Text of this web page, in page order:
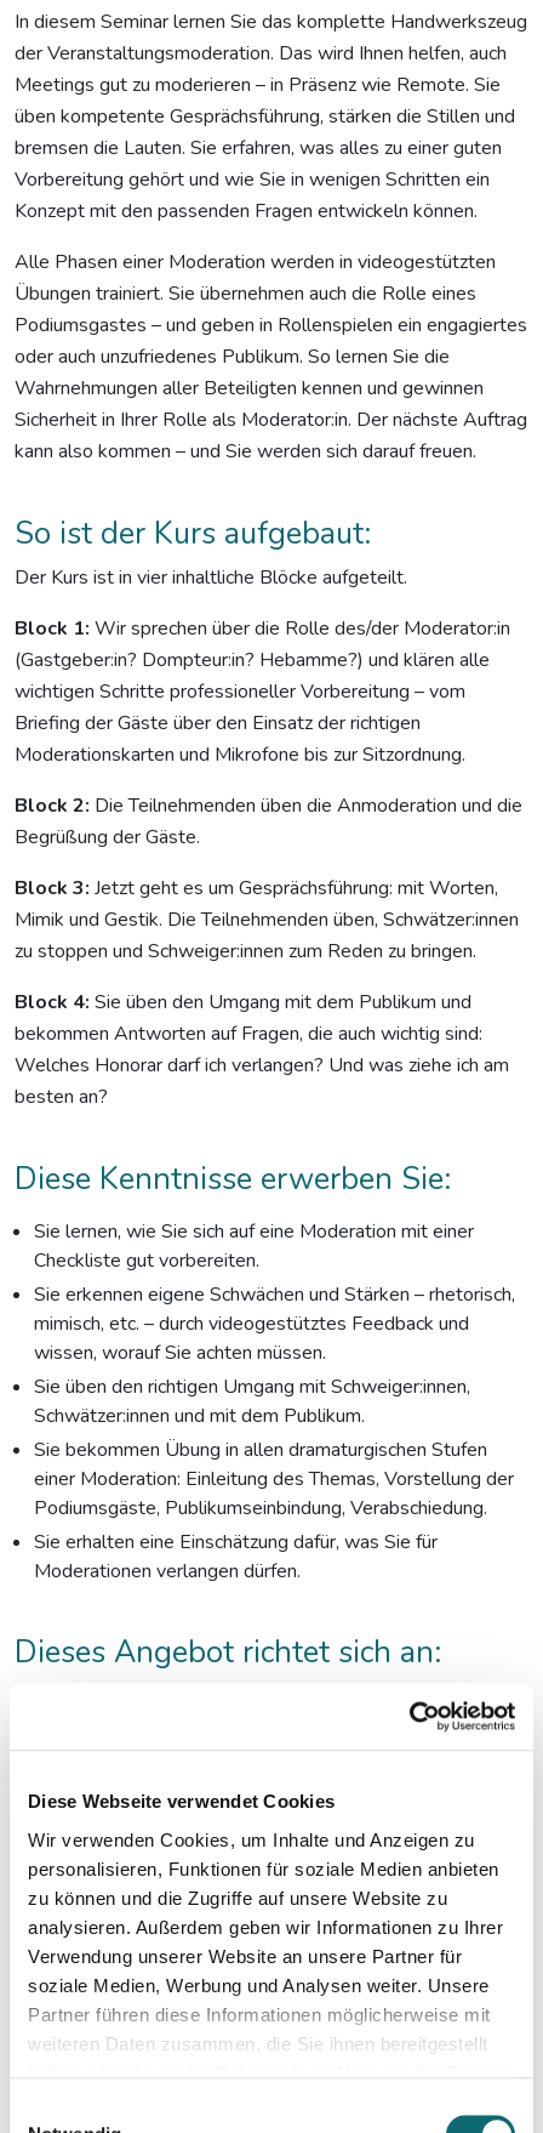
Diese Webseite verwendet Cookies
Wir verwenden Cookies, um Inhalte und Anzeigen zu
personalisieren, Funktionen für soziale Medien anbieten
zu können und die Zugriffe auf unsere Website zu
analysieren. Außerdem geben wir Informationen zu Ihrer
Verwendung unserer Website an unsere Partner für
soziale Medien, Werbung und Analysen weiter. Unsere
Partner führen diese Informationen möglicherweise mit
weiteren Daten zusammen, die Sie ihnen bereitgestellt
In diesem Seminar lernen Sie das komplette Handwerkszeug
der Veranstaltungsmoderation. Das wird Ihnen helfen, auch
Meetings gut zu moderieren – in Präsenz wie Remote. Sie
üben kompetente Gesprächsführung, stärken die Stillen und
bremsen die Lauten. Sie erfahren, was alles zu einer guten
Vorbereitung gehört und wie Sie in wenigen Schritten ein
Konzept mit den passenden Fragen entwickeln können.
Alle Phasen einer Moderation werden in videogestützten
Übungen trainiert. Sie übernehmen auch die Rolle eines
Podiumsgastes – und geben in Rollenspielen ein engagiertes
oder auch unzufriedenes Publikum. So lernen Sie die
Wahrnehmungen aller Beteiligten kennen und gewinnen
Sicherheit in Ihrer Rolle als Moderator:in. Der nächste Auftrag
kann also kommen – und Sie werden sich darauf freuen.
So ist der Kurs aufgebaut:
Der Kurs ist in vier inhaltliche Blöcke aufgeteilt.
Block 1: Wir sprechen über die Rolle des/der Moderator:in
(Gastgeber:in? Dompteur:in? Hebamme?) und klären alle
wichtigen Schritte professioneller Vorbereitung – vom
Briefing der Gäste über den Einsatz der richtigen
Moderationskarten und Mikrofone bis zur Sitzordnung.
Block 2: Die Teilnehmenden üben die Anmoderation und die
Begrüßung der Gäste.
Block 3: Jetzt geht es um Gesprächsführung: mit Worten,
Mimik und Gestik. Die Teilnehmenden üben, Schwätzer:innen
zu stoppen und Schweiger:innen zum Reden zu bringen.
Block 4: Sie üben den Umgang mit dem Publikum und
bekommen Antworten auf Fragen, die auch wichtig sind:
Welches Honorar darf ich verlangen? Und was ziehe ich am
besten an?
Diese Kenntnisse erwerben Sie:
Sie lernen, wie Sie sich auf eine Moderation mit einer
Checkliste gut vorbereiten.
Sie erkennen eigene Schwächen und Stärken – rhetorisch,
mimisch, etc. – durch videogestütztes Feedback und
wissen, worauf Sie achten müssen.
Sie üben den richtigen Umgang mit Schweiger:innen,
Schwätzer:innen und mit dem Publikum.
Sie bekommen Übung in allen dramaturgischen Stufen
einer Moderation: Einleitung des Themas, Vorstellung der
Podiumsgäste, Publikumseinbindung, Verabschiedung.
Sie erhalten eine Einschätzung dafür, was Sie für
Moderationen verlangen dürfen.
Dieses Angebot richtet sich an:
Medienmenschen, die künftig moderieren möchten, wie auch
an jene, die schon öfters moderiert haben und ihre
Performance verbessern möchten.
Das müssen Sie vorbereiten bzw.
mitbringen:
Sie müssen keine technischen Hilfsmittel mitbringen,
Schreibblock und Kugelschreiber genügen.